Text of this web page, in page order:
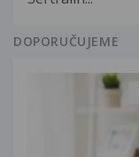
DOPORUČUJEME